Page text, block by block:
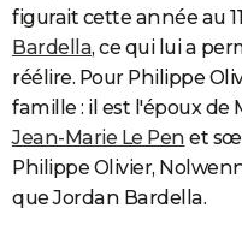
figurait cette année au
Bardella, ce qui lui a
réélire. Pour Philippe
famille : il est l'époux de
Jean-Marie Le Pen et
Philippe Olivier,
que Jordan Bardella.